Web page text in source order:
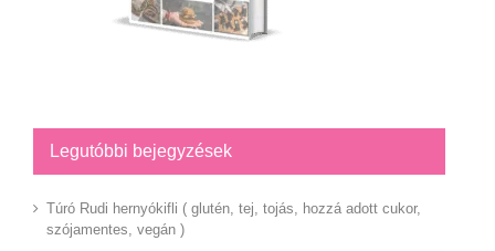
Legutóbbi bejegyzések
Túró Rudi hernyókifli ( glutén, tej, tojás, hozzá adott cukor,
szójamentes, vegán )